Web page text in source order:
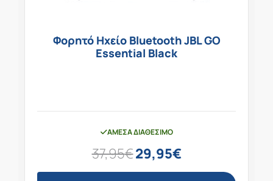
Φορητό Ηχείο Bluetooth JBL GO
Essential Black
ΆΜΕΣΑ ΔΙΑΘΈΣΙΜΟ
37,95€29,95€